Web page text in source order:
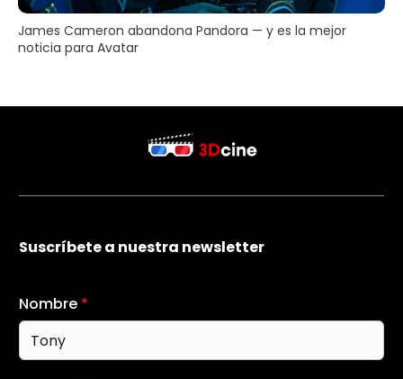
James Cameron abandona Pandora — y es la mejor
noticia para Avatar
Suscríbete a nuestra newsletter
Nombre *